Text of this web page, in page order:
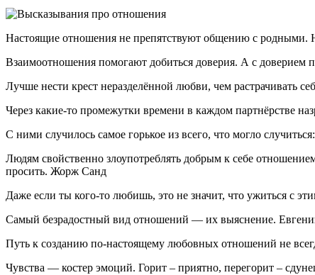
Настоящие отношения не препятствуют общению с родными.
Взаимоотношения помогают добиться доверия. А с доверием
Лучше нести крест неразделённой любви, чем растрачивать
Через какие-то промежутки времени в каждом партнёрстве
С ними случилось самое горькое из всего, что могло
Людям свойственно злоупотреблять добрым к себе
просить. Жорж Санд
Даже если ты кого-то любишь, это не значит, что ужиться с
Самый безрадостный вид отношений — их выяснение.
Путь к созданию по-настоящему любовных отношений не
Чувства ― костер эмоций. Горит – приятно, перегорит –